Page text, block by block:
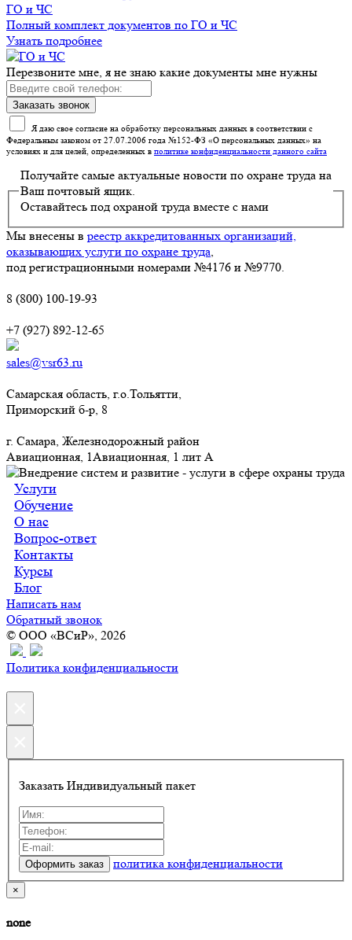
ГО и ЧС
Полный комплект документов по ГО и ЧС
Узнать подробнее
Перезвоните мне , я не знаю какие документы мне нужны
Я даю свое согласие на обработку персональных данных в соответствии с
Федеральным законом от 27.07.2006 года №152-ФЗ «О персональных данных» на
условиях и для целей, определенных в политике конфиденциальности данного сайта
Получайте самые актуальные новости по охране труда на
Ваш почтовый ящик.
Оставайтесь под охраной труда вместе с нами
Мы внесены в реестр аккредитованных организаций,
оказывающих услуги по охране труда,
под регистрационными номерами №4176 и №9770.
8 (800) 100-19-93
+7 (927) 892-12-65
sales@vsr63.ru
Самарская область, г.о.Тольятти,
Приморский б-р, 8
г. Самара, Железнодорожный район
Авиационная, 1Авиационная, 1 лит А
Услуги
Обучение
О нас
Вопрос-ответ
Контакты
Курсы
Блог
Написать нам
Обратный звонок
© ООО «ВСиР», 2026
Политика конфиденциальности
Заказать Индивидуальный пакет
политика конфиденциальности
×
none